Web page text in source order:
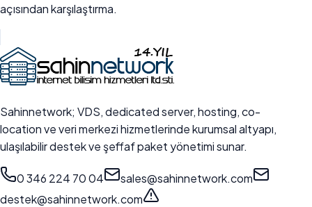
açısından karşılaştırma.
Sahinnetwork; VDS, dedicated server, hosting, co-
location ve veri merkezi hizmetlerinde kurumsal altyapı,
ulaşılabilir destek ve şeffaf paket yönetimi sunar.
0 346 224 70 04
sales@sahinnetwork.com
destek@sahinnetwork.com